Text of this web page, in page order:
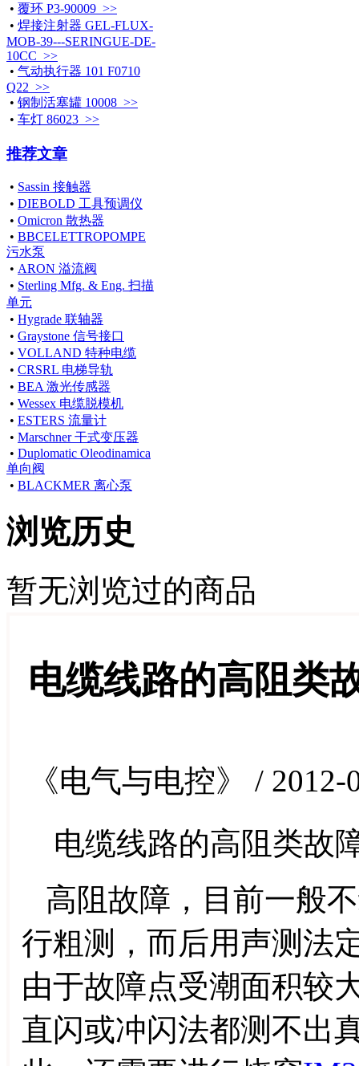
• 覆环 P3-90009 >>
• 焊接注射器 GEL-FLUX-
MOB-39---SERINGUE-DE-
10CC >>
• 气动执行器 101 F0710
Q22 >>
• 钢制活塞罐 10008 >>
• 车灯 86023 >>
推荐文章
• Sassin 接触器
• DIEBOLD 工具预调仪
• Omicron 散热器
• BBCELETTROPOMPE
污水泵
• ARON 溢流阀
• Sterling Mfg. & Eng. 扫描
单元
• Hygrade 联轴器
• Graystone 信号接口
• VOLLAND 特种电缆
• CRSRL 电梯导轨
• BEA 激光传感器
• Wessex 电缆脱模机
• ESTERS 流量计
• Marschner 干式变压器
• Duplomatic Oleodinamica
单向阀
• BLACKMER 离心泵
浏览历史
暂无浏览过的商品
电缆线路的高阻类
《电气与电控》 / 2012-
电缆线路的高阻类故
高阻故障，目前一般
行粗测，而后用声测法
由于故障点受潮面积较
直闪或冲闪法都测不出